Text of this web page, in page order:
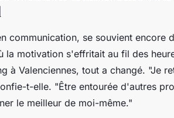
communication, se souvient encore
la motivation s'effritait au fil des
à Valenciennes, tout a changé. "Je
t-elle. "Être entourée d'autres
le meilleur de moi-même."